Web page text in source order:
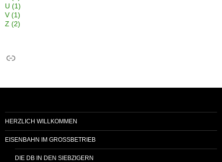
U (1)
V(1)
Z (2)
Link
HERZLICH WILLKOMMEN
EISENBAHN IM GROSSBETRIEB
DIE DB IN DEN SIEBZIGERN